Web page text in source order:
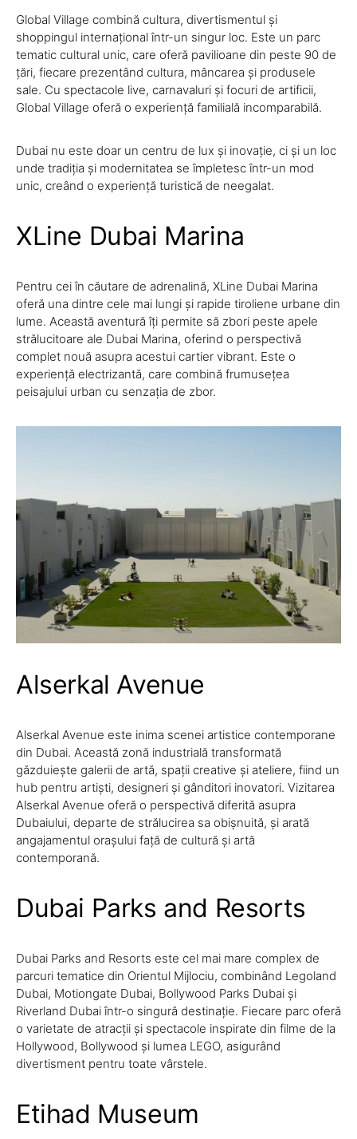
Global Village combină cultura, divertismentul și
shoppingul internațional într-un singur loc. Este un parc
tematic cultural unic, care oferă pavilioane din peste 90 de
țări, fiecare prezentând cultura, mâncarea și produsele
sale. Cu spectacole live, carnavaluri și focuri de artificii,
Global Village oferă o experiență familială incomparabilă.
Dubai nu este doar un centru de lux și inovație, ci și un loc
unde tradiția și modernitatea se împletesc într-un mod
unic, creând o experiență turistică de neegalat.
XLine Dubai Marina
Pentru cei în căutare de adrenalină, XLine Dubai Marina
oferă una dintre cele mai lungi și rapide tiroliene urbane din
lume. Această aventură îți permite să zbori peste apele
strălucitoare ale Dubai Marina, oferind o perspectivă
complet nouă asupra acestui cartier vibrant. Este o
experiență electrizantă, care combină frumusețea
peisajului urban cu senzația de zbor.
Alserkal Avenue
Alserkal Avenue este inima scenei artistice contemporane
din Dubai. Această zonă industrială transformată
găzduiește galerii de artă, spații creative și ateliere, fiind un
hub pentru artiști, designeri și gânditori inovatori. Vizitarea
Alserkal Avenue oferă o perspectivă diferită asupra
Dubaiului, departe de strălucirea sa obișnuită, și arată
angajamentul orașului față de cultură și artă
contemporană.
Dubai Parks and Resorts
Dubai Parks and Resorts este cel mai mare complex de
parcuri tematice din Orientul Mijlociu, combinând Legoland
Dubai, Motiongate Dubai, Bollywood Parks Dubai și
Riverland Dubai într-o singură destinație. Fiecare parc oferă
o varietate de atracții și spectacole inspirate din filme de la
Hollywood, Bollywood și lumea LEGO, asigurând
divertisment pentru toate vârstele.
Etihad Museum